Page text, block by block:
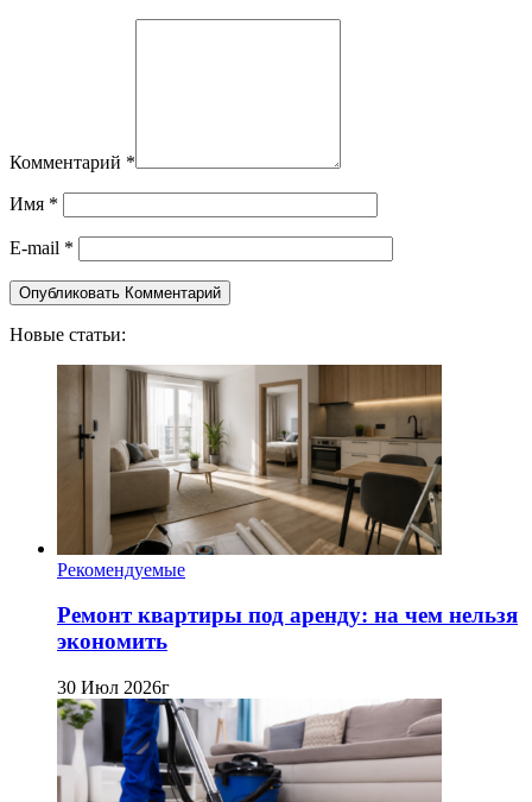
Комментарий *
Имя *
E-mail *
Новые статьи:
Рекомендуемые
Ремонт квартиры под аренду: на чем нельзя
экономить
30 Июл 2026г